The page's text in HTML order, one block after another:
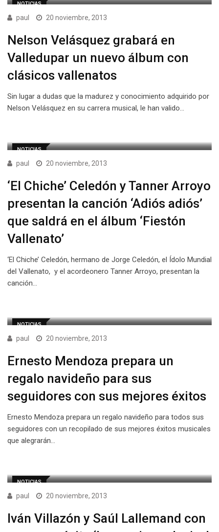
NOTICIAS
paul 20 noviembre, 2013
Nelson Velásquez grabará en
Valledupar un nuevo álbum con
clásicos vallenatos
Sin lugar a dudas que la madurez y conocimiento adquirido por
Nelson Velásquez en su carrera musical, le han valido…
NOTICIAS
paul 20 noviembre, 2013
‘El Chiche’ Celedón y Tanner Arroyo
presentan la canción ‘Adiós adiós’
que saldrá en el álbum ‘Fiestón
Vallenato’
‘El Chiche’ Celedón, hermano de Jorge Celedón, el Ídolo Mundial
del Vallenato, y el acordeonero Tanner Arroyo, presentan la
canción…
NOTICIAS
paul 20 noviembre, 2013
Ernesto Mendoza prepara un
regalo navideño para sus
seguidores con sus mejores éxitos
Ernesto Mendoza prepara un regalo navideño para todos sus
seguidores con un recopilado de sus mejores éxitos musicales
que alegrarán…
NOTICIAS
paul 20 noviembre, 2013
Iván Villazón y Saúl Lallemand con